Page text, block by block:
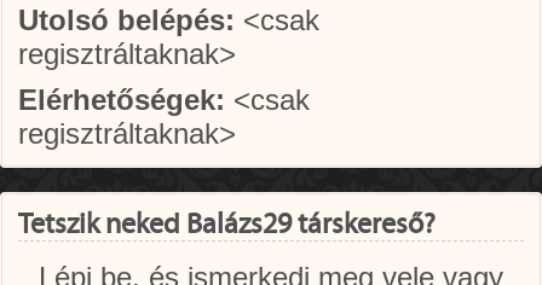
Utolsó belépés: <csak
regisztráltaknak>
Elérhetőségek: <csak
regisztráltaknak>
Tetszik neked Balázs29 társkereső?
Lépj be, és ismerkedj meg vele vagy